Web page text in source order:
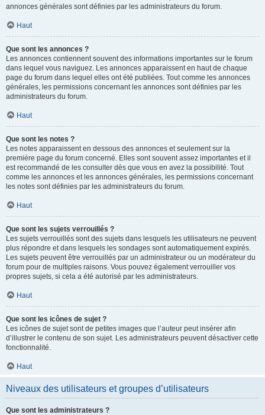
annonces générales sont définies par les administrateurs du forum.
Haut
Que sont les annonces ?
Les annonces contiennent souvent des informations importantes sur le forum
dans lequel vous naviguez. Les annonces apparaissent en haut de chaque
page du forum dans lequel elles ont été publiées. Tout comme les annonces
générales, les permissions concernant les annonces sont définies par les
administrateurs du forum.
Haut
Que sont les notes ?
Les notes apparaissent en dessous des annonces et seulement sur la
première page du forum concerné. Elles sont souvent assez importantes et il
est recommandé de les consulter dès que vous en avez la possibilité. Tout
comme les annonces et les annonces générales, les permissions concernant
les notes sont définies par les administrateurs du forum.
Haut
Que sont les sujets verrouillés ?
Les sujets verrouillés sont des sujets dans lesquels les utilisateurs ne peuvent
plus répondre et dans lesquels les sondages sont automatiquement expirés.
Les sujets peuvent être verrouillés par un administrateur ou un modérateur du
forum pour de multiples raisons. Vous pouvez également verrouiller vos
propres sujets, si cela a été autorisé par les administrateurs.
Haut
Que sont les icônes de sujet ?
Les icônes de sujet sont de petites images que l’auteur peut insérer afin
d’illustrer le contenu de son sujet. Les administrateurs peuvent désactiver cette
fonctionnalité.
Haut
Niveaux des utilisateurs et groupes d’utilisateurs
Que sont les administrateurs ?